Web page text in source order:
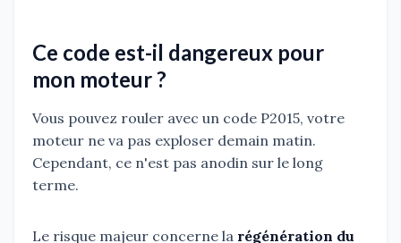
Ce code est-il dangereux pour
mon moteur ?
Vous pouvez rouler avec un code P2015, votre
moteur ne va pas exploser demain matin.
Cependant, ce n'est pas anodin sur le long
terme.
Le risque majeur concerne la régénération du